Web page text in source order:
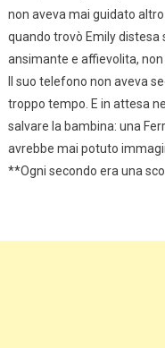
non aveva mai guidato
quando trovò Emily
ansimante e affievolita, non
Il suo telefono non aveva
troppo tempo. E in attesa
salvare la bambina: una
avrebbe mai potuto
**Ogni secondo era una